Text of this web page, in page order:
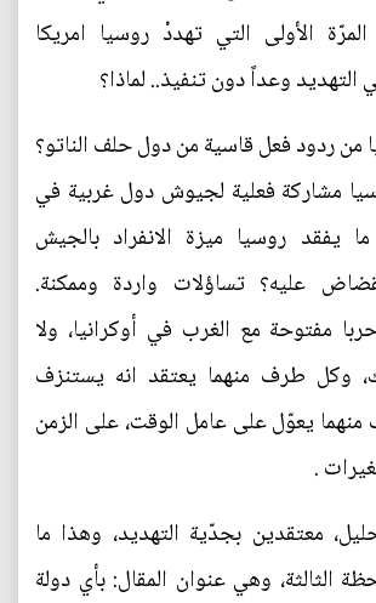
الأولى التي تهددْ روسيا امريكا
التهديد وعداً دون تنفيذ.. لماذا؟
ردود فعل قاسية من دول حلف الناتو؟
مشاركة فعلية لجيوش دول غربية في
يفقد روسيا ميزة الانفراد بالجيش
عليه؟ تساؤلات واردة وممكنة.
مفتوحة مع الغرب في أوكرانيا، ولا
وكل طرف منهما يعتقد انه يستنزف
يعوّل على عامل الوقت، على الزمن
.
معتقدين بجدّية التهديد، وهذا ما
الثالثة، وهي عنوان المقال: بأي دولة